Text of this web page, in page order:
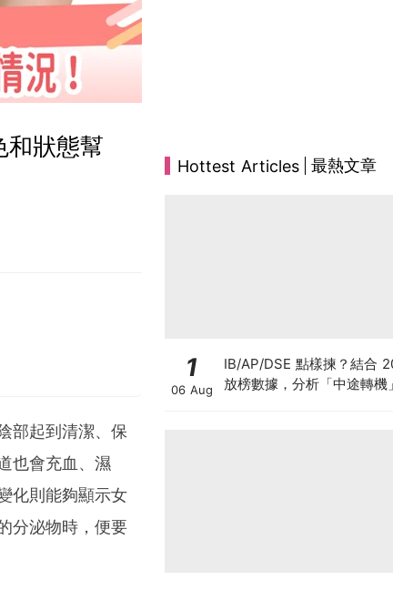
和狀態幫
部起到清潔、保
也會充血、濕
化則能夠顯示女
分泌物時，便要
Hottest Articles 最熱文章
1
06 Aug
IB/AP/DSE 點樣揀？結合
放榜數據，分析「中途轉機